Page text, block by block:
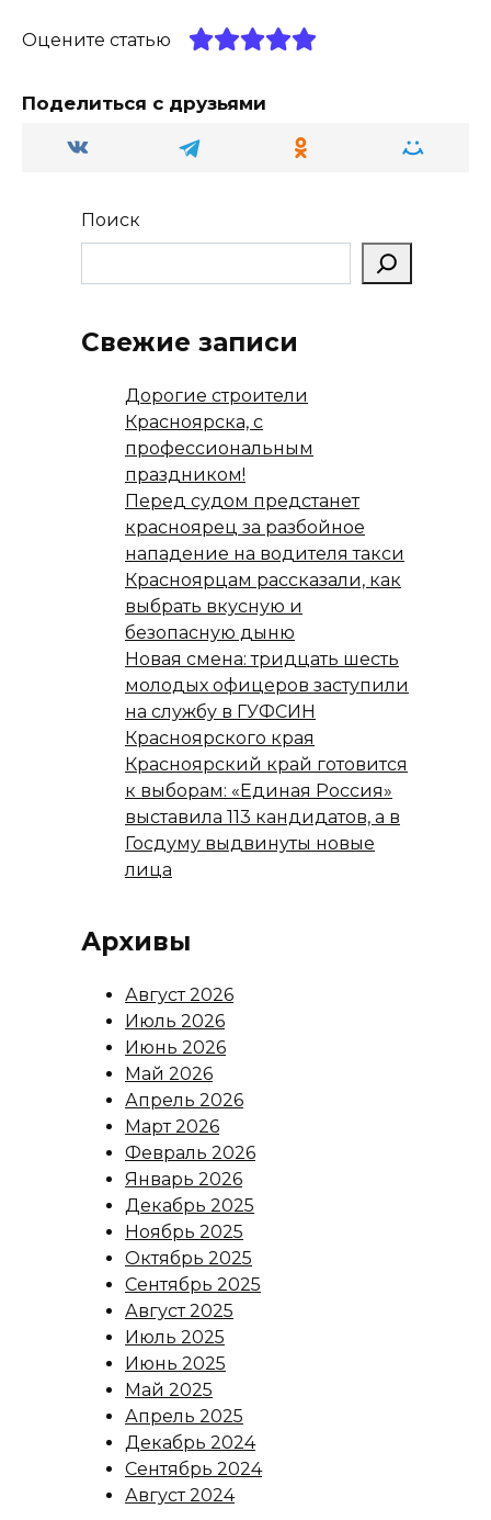
ma
ni
ki
p
в
ь
Оцените статью
Поделиться с друзьями
Поиск
Свежие записи
Дорогие строители
Красноярска, с
профессиональным
праздником!
Перед судом предстанет
красноярец за разбойное
нападение на водителя такси
Красноярцам рассказали, как
выбрать вкусную и
безопасную дыню
Новая смена: тридцать шесть
молодых офицеров заступили
на службу в ГУФСИН
Красноярского края
Красноярский край готовится
к выборам: «Единая Россия»
выставила 113 кандидатов, а в
Госдуму выдвинуты новые
лица
Архивы
Август 2026
Июль 2026
Июнь 2026
Май 2026
Апрель 2026
Март 2026
Февраль 2026
Январь 2026
Декабрь 2025
Ноябрь 2025
Октябрь 2025
Сентябрь 2025
Август 2025
Июль 2025
Июнь 2025
Май 2025
Апрель 2025
Декабрь 2024
Сентябрь 2024
Август 2024